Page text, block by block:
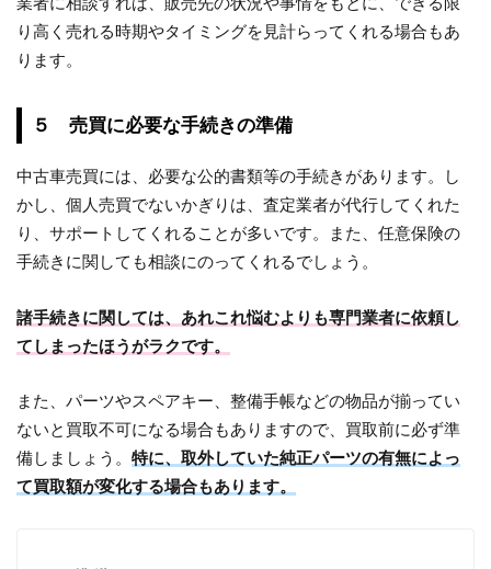
り高く売れる時期やタイミングを見計らってくれる場合もあ
ります。
５ 売買に必要な手続きの準備
中古車売買には、必要な公的書類等の手続きがあります。し
かし、個人売買でないかぎりは、査定業者が代行してくれた
り、サポートしてくれることが多いです。また、任意保険の
手続きに関しても相談にのってくれるでしょう。
諸手続きに関しては、あれこれ悩むよりも専門業者に依頼し
てしまったほうがラクです。
また、パーツやスペアキー、整備手帳などの物品が揃ってい
ないと買取不可になる場合もありますので、買取前に必ず準
備しましょう。特に、取外していた純正パーツの有無によっ
て買取額が変化する場合もあります。